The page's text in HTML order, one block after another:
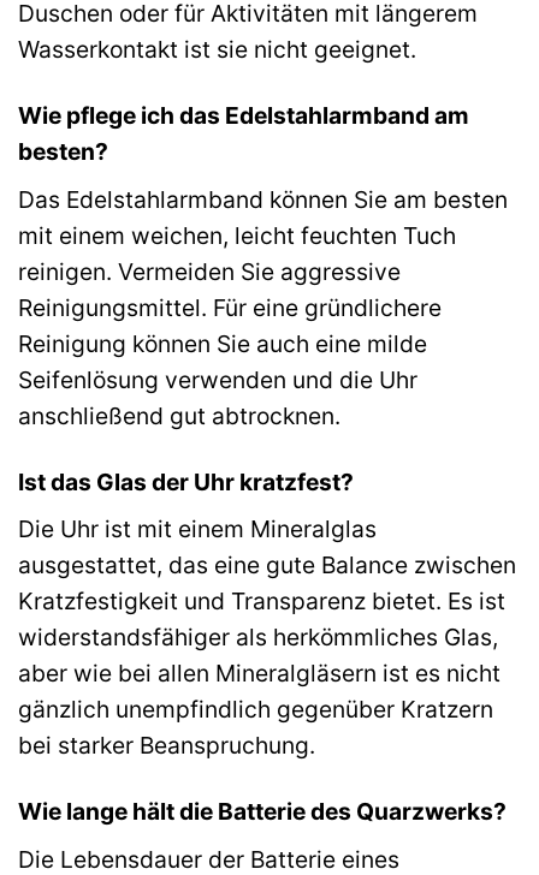
Duschen oder für Aktivitäten mit längerem
Wasserkontakt ist sie nicht geeignet.
Wie pflege ich das Edelstahlarmband am
besten?
Das Edelstahlarmband können Sie am besten
mit einem weichen, leicht feuchten Tuch
reinigen. Vermeiden Sie aggressive
Reinigungsmittel. Für eine gründlichere
Reinigung können Sie auch eine milde
Seifenlösung verwenden und die Uhr
anschließend gut abtrocknen.
Ist das Glas der Uhr kratzfest?
Die Uhr ist mit einem Mineralglas
ausgestattet, das eine gute Balance zwischen
Kratzfestigkeit und Transparenz bietet. Es ist
widerstandsfähiger als herkömmliches Glas,
aber wie bei allen Mineralgläsern ist es nicht
gänzlich unempfindlich gegenüber Kratzern
bei starker Beanspruchung.
Wie lange hält die Batterie des Quarzwerks?
Die Lebensdauer der Batterie eines